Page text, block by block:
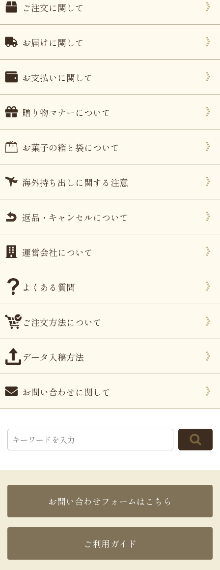
い
？
退職・異動の挨拶におすすめのお菓子ギ
もらっ
失敗し
ご注文に関して
お届けに関して
お支払いに関して
贈り物マナーについて
お菓子の箱と袋について
海外持ち出しに関する注意
返品・キャンセルについて
運営会社について
よくある質問
ご注文方法について
データ入稿方法
お問い合わせに関して
お問い合わせフォームはこちら
ご利用ガイド